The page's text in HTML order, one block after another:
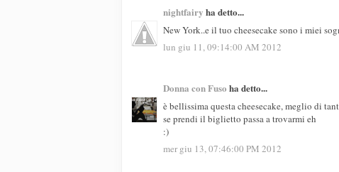
nightfairy ha detto...
New York..e il tuo cheesecake sono i miei
lun giu 11, 09:14:00 AM 2012
Donna con Fuso ha detto...
è bellissima questa cheesecake, meglio di
se prendi il biglietto passa a trovarmi eh
:)
mer giu 13, 07:46:00 PM 2012